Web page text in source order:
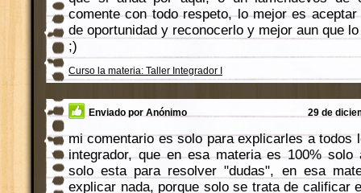
comente con todo respeto, lo mejor es
de oportunidad y reconocerlo y mejor aun que
;)
Curso la materia: Taller Integrador I
Enviado por Anónimo 29 de
mi comentario es solo para explicarles a todos
integrador, que en esa materia es 100% solo
solo esta para resolver "dudas", en esa
explicar nada, porque solo se trata de calificar